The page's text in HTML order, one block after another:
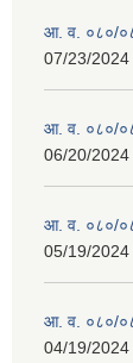
आ. व. ०८०/
07/23/2024
आ. व. ०८०/
06/20/
आ. व. ०८०/
05/19/
आ. व. ०८०/
04/19/